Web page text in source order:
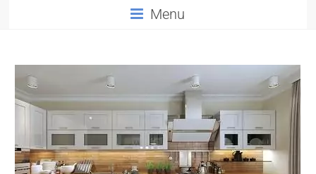
Menu